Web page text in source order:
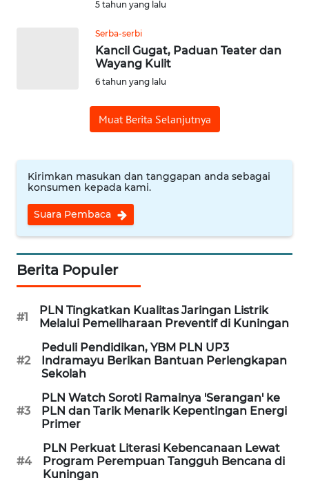
5 tahun yang lalu
Serba-serbi
Kancil Gugat, Paduan Teater dan
Wayang Kulit
6 tahun yang lalu
Muat Berita Selanjutnya
Kirimkan masukan dan tanggapan anda sebagai
konsumen kepada kami.
Suara Pembaca
Berita Populer
#1
PLN Tingkatkan Kualitas Jaringan Listrik
Melalui Pemeliharaan Preventif di Kuningan
#2
Peduli Pendidikan, YBM PLN UP3
Indramayu Berikan Bantuan Perlengkapan
Sekolah
#3
PLN Watch Soroti Ramainya 'Serangan' ke
PLN dan Tarik Menarik Kepentingan Energi
Primer
#4
PLN Perkuat Literasi Kebencanaan Lewat
Program Perempuan Tangguh Bencana di
Kuningan
WN
BANTEN
WN
NTT
WN
KEPRI
WN
PAPUA
WN
PAPUA
BARAT
WN
RIAU
WN